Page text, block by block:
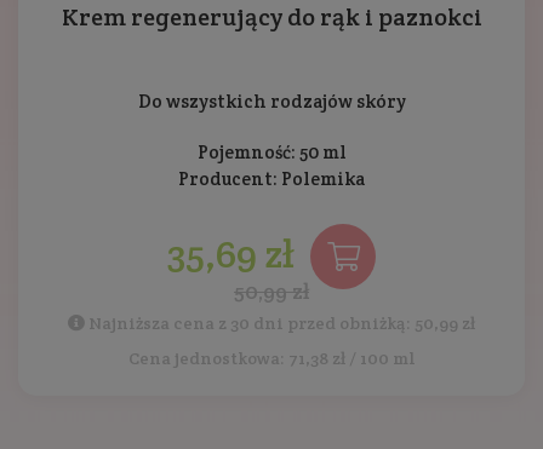
Krem regenerujący do rąk i paznokci
Do wszystkich rodzajów skóry
Pojemność: 50 ml
Producent: Polemika
35,69 zł
50,99 zł
Najniższa cena z 30 dni przed obniżką: 50,99 zł
Cena jednostkowa: 71,38 zł / 100 ml